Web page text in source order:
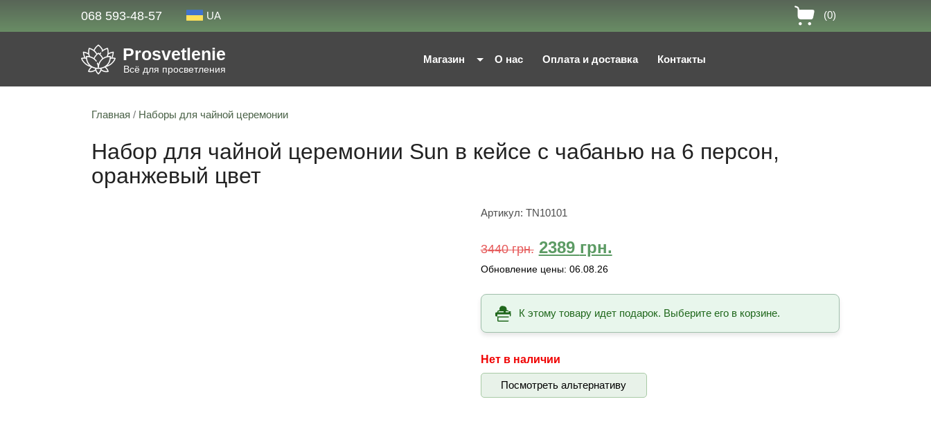
068 593-48-57 UA (0)
Prosvetlenie
Всё для просветления
Магазин О нас Оплата и доставка Контакты
Главная / Наборы для чайной церемонии
Набор для чайной церемонии Sun в кейсе с чабанью на 6 персон,
оранжевый цвет
Артикул: TN10101
3440грн. 2389 грн.
Обновление цены: 06.08.26
К этому товару идет подарок. Выберите его в корзине.
Нет в наличии
Посмотреть альтернативу